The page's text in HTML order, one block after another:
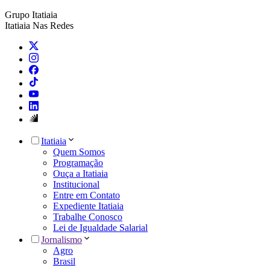
Grupo Itatiaia
Itatiaia Nas Redes
Itatiaia
Quem Somos
Programação
Ouça a Itatiaia
Institucional
Entre em Contato
Expediente Itatiaia
Trabalhe Conosco
Lei de Igualdade Salarial
Jornalismo
Agro
Brasil